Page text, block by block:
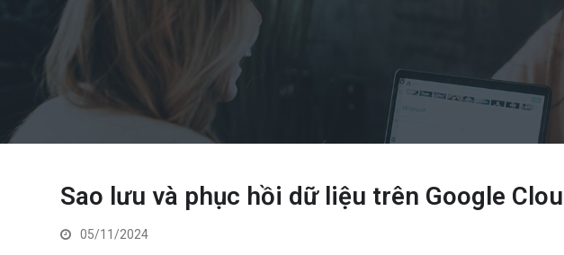
Sao lưu và phục hồi dữ liệu trên Google
05/11/2024